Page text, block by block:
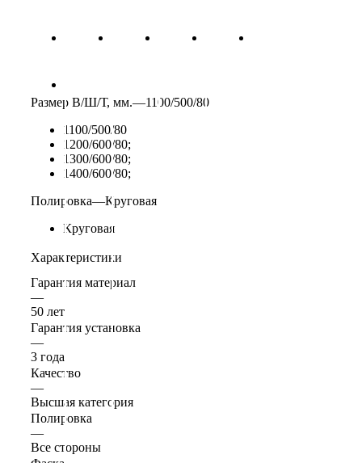
Размер В/Ш/Т, мм.—1100/500/80
1100/500/80
1200/600/80;
1300/600/80;
1400/600/80;
Полировка—Круговая
Круговая
Характеристики
Гарантия материал
—
50 лет
Гарантия установка
—
3 года
Качество
—
Высшая категория
Полировка
—
Все стороны